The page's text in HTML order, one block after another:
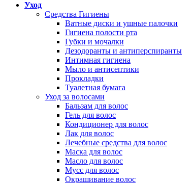
Уход
Средства Гигиены
Ватные диски и ушные палочки
Гигиена полости рта
Губки и мочалки
Дезодоранты и антиперспиранты
Интимная гигиена
Мыло и антисептики
Прокладки
Туалетная бумага
Уход за волосами
Бальзам для волос
Гель для волос
Кондиционер для волос
Лак для волос
Лечебные средства для волос
Маска для волос
Масло для волос
Мусс для волос
Окрашивание волос